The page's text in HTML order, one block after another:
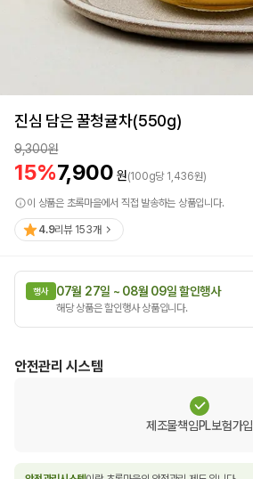
진심 담은 꿀청귤차(550g)
9,300원
15%7,900 원(100g당 1,436원)
이 상품은 초록마을에서 직접 발송하는 상품입니다.
4.9리뷰 153개
행사 07월 27일 ~ 08월 09일 할인행사
해당 상품은 할인행사 상품입니다.
안전관리 시스템
제조물책임PL보험가입